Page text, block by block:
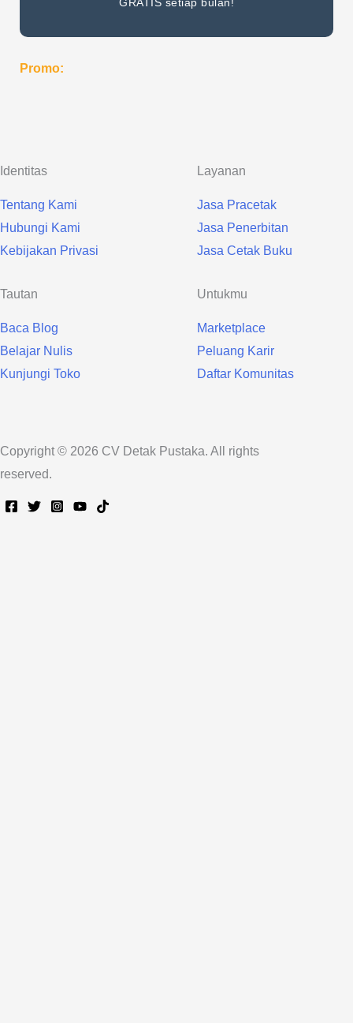
GRATIS setiap bulan!
Promo:
Identitas
Tentang Kami
Hubungi Kami
Kebijakan Privasi
Layanan
Jasa Pracetak
Jasa Penerbitan
Jasa Cetak Buku
Tautan
Baca Blog
Belajar Nulis
Kunjungi Toko
Untukmu
Marketplace
Peluang Karir
Daftar Komunitas
Copyright © 2026 CV Detak Pustaka. All rights
reserved.